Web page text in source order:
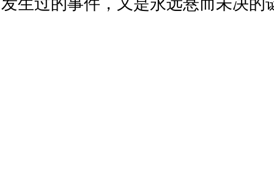
发生过的事件，又是永远悬而未决的